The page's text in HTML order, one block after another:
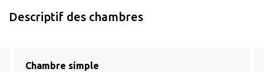
Descriptif des chambres
Chambre simple